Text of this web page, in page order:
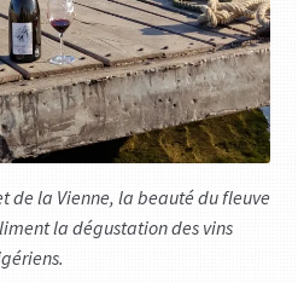
de la Vienne, la beauté du fleuve
la dégustation des vins